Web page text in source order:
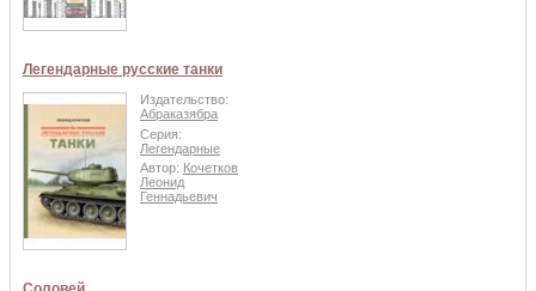
Легендарные русские танки
Издательство:
Абраказябра
Серия:
Легендарные
Автор: Кочетков
Леонид
Геннадьевич